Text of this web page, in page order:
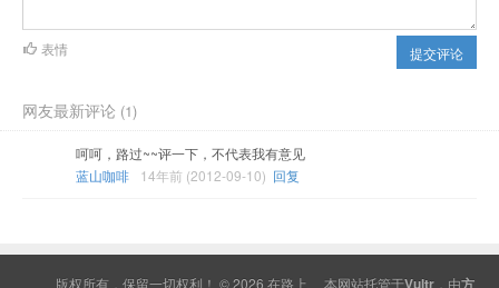
提交评论
表情
网友最新评论 (1)
呵呵，路过~~评一下，不代表我有意见
蓝山咖啡
14年前 (2012-09-10) 回复
版权所有，保留一切权利！ © 2026 在路上 本网站托管于Vultr ，由方